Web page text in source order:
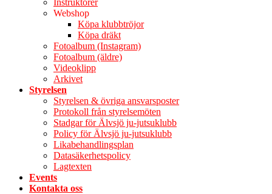
Webshop
Köpa klubbtröjor
Köpa dräkt
Fotoalbum (Instagram)
Fotoalbum (äldre)
Videoklipp
Arkivet
Styrelsen
Styrelsen & övriga ansvarsposter
Protokoll från styrelsemöten
Stadgar för Älvsjö ju-jutsuklubb
Policy för Älvsjö ju-jutsuklubb
Likabehandlingsplan
Datasäkerhetspolicy
Lagtexten
Events
Kontakta oss